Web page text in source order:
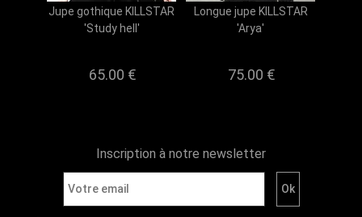
Jupe gothique KILLSTAR
'Study hell'
65.00 €
Longue jupe KILLSTAR
'Arya'
75.00 €
Inscription à notre newsletter